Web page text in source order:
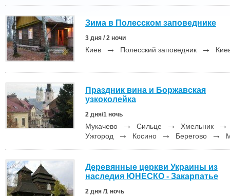
Зима в Полесском заповеднике
3 дня / 2 ночи
Киев → Полесский заповедник →
Праздник вина и Боржавская
узкоколейка
2 дня/1 ночь
Мукачево → Сильце → Хмельник →
Ужгород → Косино → Берегово →
Деревянные церкви Украины из
наследия ЮНЕСКО - Закарпатье
2 дня /1 ночь